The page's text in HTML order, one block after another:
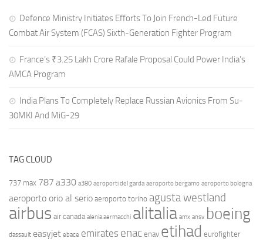
Defence Ministry Initiates Efforts To Join French-Led Future
Combat Air System (FCAS) Sixth‑Generation Fighter Program
France’s ₹3.25 Lakh Crore Rafale Proposal Could Power India’s
AMCA Program
India Plans To Completely Replace Russian Avionics From Su-
30MKI And MiG-29
TAG CLOUD
737 max 787 a330 a380 aeroporti del garda aeroporto bergamo aeroporto bologna
aeroporto orio al serio aeroporto torino agusta westland
airbus air canada alenia aermacchi alitalia amx ansv boeing
dassault easyjet ebace emirates enac enav etihad eurofighter